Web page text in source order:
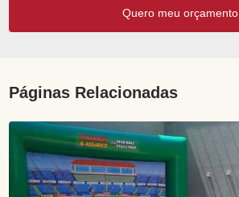
Quero meu orçamento
Páginas Relacionadas